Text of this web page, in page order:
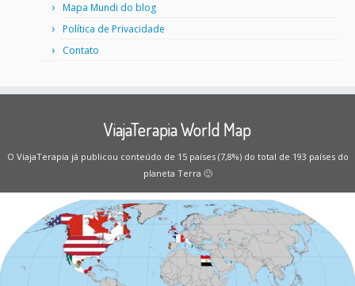
Mapa Mundi do blog
Política de Privacidade
Contato
ViajaTerapia World Map
O ViajaTerapia já publicou conteúdo de 15 países (7,8%) do total de 193 países do
planeta Terra 🙂